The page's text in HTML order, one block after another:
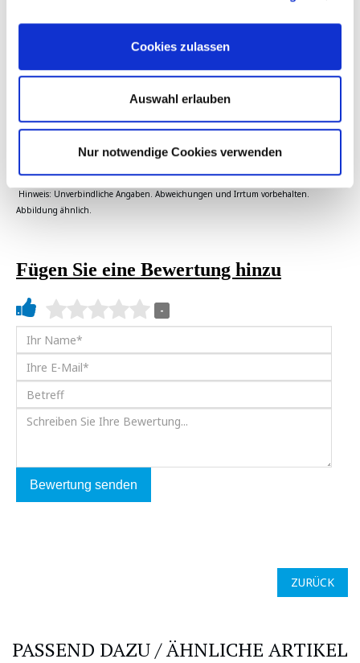
Cookies zulassen
Auswahl erlauben
Nur notwendige Cookies verwenden
Sie möchten diesen Wasserhahn an dieBela Aqua
passenden Verbinder mit.
Hier geht's zum passenden Produkt
Hinweis: Unverbindliche Angaben. Abweichungen und Irrtum vorbehalten.
Abbildung ähnlich.
Fügen Sie eine Bewertung hinzu
-
Bewertung senden
ZURÜCK
PASSEND DAZU / ÄHNLICHE ARTIKEL